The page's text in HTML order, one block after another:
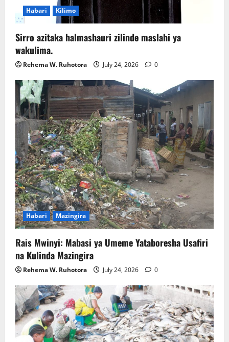
Habari Kilimo
Sirro azitaka halmashauri zilinde maslahi ya
wakulima.
Rehema W. Ruhotora July 24, 2026 0
Habari Mazingira
Rais Mwinyi: Mabasi ya Umeme Yataboresha Usafiri
na Kulinda Mazingira
Rehema W. Ruhotora July 24, 2026 0